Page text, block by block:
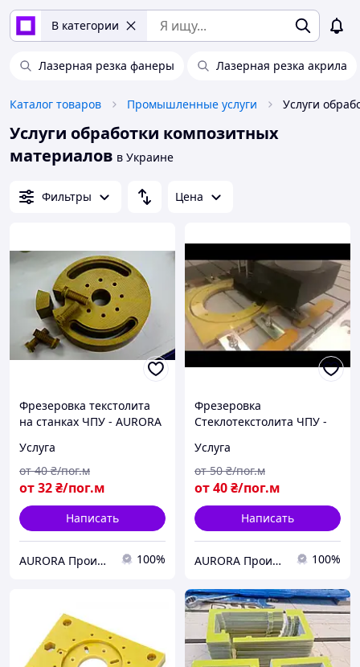
В категории
Лазерная резка фанеры Лазерная резка акрила
Каталог товаров Промышленные услуги
Услуги обработки композитных
материалов в Украине
Фильтры Цена
Фрезеровка текстолита
на станках ЧПУ - AURORA
Услуга
от32₴/пог.м
от 40 ₴/пог.м
Написать
AURORA Производственная компания 100%
Фрезеровка
Стеклотекстолита ЧПУ -
AURORA
Услуга
от40₴/пог.м
от 50 ₴/пог.м
Написать
AURORA Производственная компания 100%